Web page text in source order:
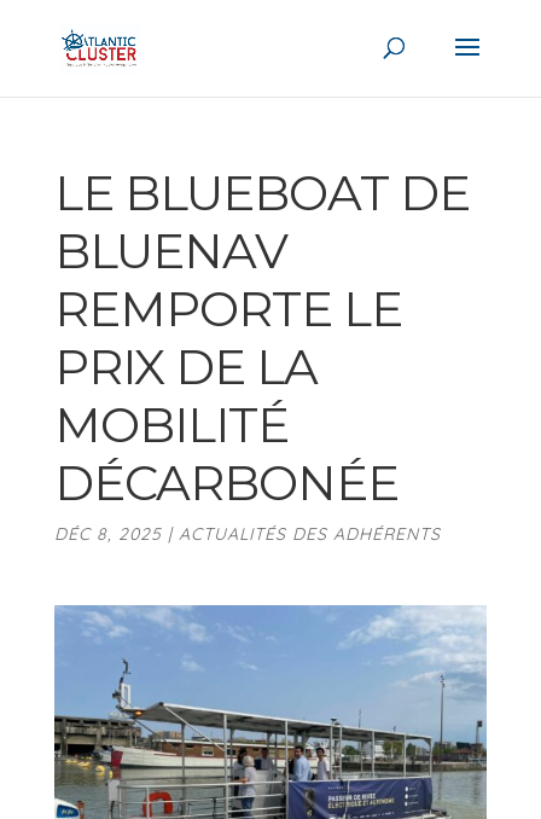
LE BLUEBOAT DE
BLUENAV
REMPORTE LE
PRIX DE LA
MOBILITÉ
DÉCARBONÉE
DÉC 8, 2025| ACTUALITÉS DES ADHÉRENTS